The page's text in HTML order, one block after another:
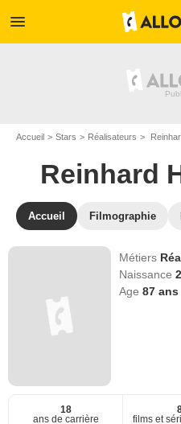
menu
Accueil Stars Réalisateurs
Reinhard
Accueil Filmographie
Métiers
Naissance
Age87 ans
18
ans de carrière
films et